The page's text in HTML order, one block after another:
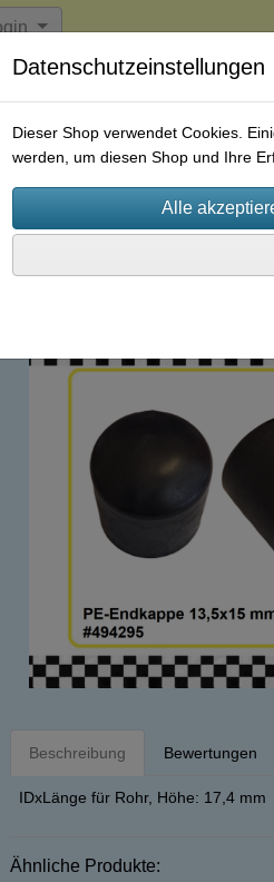
berlin
Firmenhistorie AGB
Beschreibung Bewertungen
IDxLänge für Rohr, Höhe: 17,4 mm
Ähnliche Produkte:
Datenschutzeinstellungen
Dieser Shop verwendet Cookies.
werden, um diesen Shop und Ihre